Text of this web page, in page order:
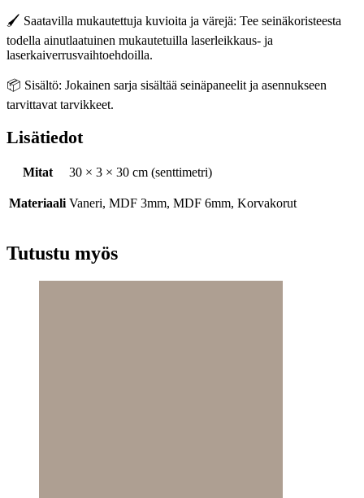
🖌️ Saatavilla mukautettuja kuvioita ja värejä: Tee seinäkoristeesta
todella ainutlaatuinen mukautetuilla laserleikkaus- ja
laserkaiverrusvaihtoehdoilla.
📦 Sisältö: Jokainen sarja sisältää seinäpaneelit ja asennukseen
tarvittavat tarvikkeet.
Lisätiedot
Mitat 30 × 3 × 30 cm (senttimetri)
Materiaali Vaneri, MDF 3mm, MDF 6mm, Korvakorut
Tutustu myös